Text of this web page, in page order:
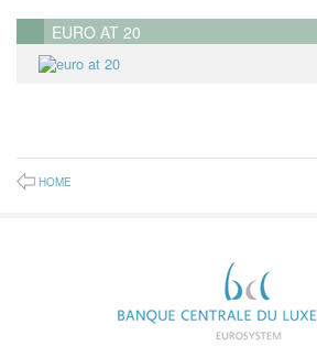
EURO AT 20
HOME